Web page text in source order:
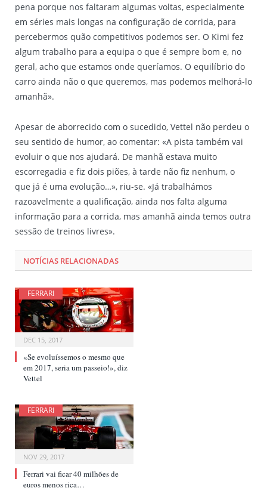
pena porque nos faltaram algumas voltas, especialmente
em séries mais longas na configuração de corrida, para
percebermos quão competitivos podemos ser. O Kimi fez
algum trabalho para a equipa o que é sempre bom e, no
geral, acho que estamos onde queríamos. O equilíbrio do
carro ainda não o que queremos, mas podemos melhorá-lo
amanhã».
Apesar de aborrecido com o sucedido, Vettel não perdeu o
seu sentido de humor, ao comentar: «A pista também vai
evoluir o que nos ajudará. De manhã estava muito
escorregadia e fiz dois piões, à tarde não fiz nenhum, o
que já é uma evolução…», riu-se. «Já trabalhámos
razoavelmente a qualificação, ainda nos falta alguma
informação para a corrida, mas amanhã ainda temos outra
sessão de treinos livres».
NOTÍCIAS RELACIONADAS
FERRARI
DEC 15, 2017
«Se evoluíssemos o mesmo que
em 2017, seria um passeio!», diz
Vettel
FERRARI
NOV 29, 2017
Ferrari vai ficar 40 milhões de
euros menos rica…